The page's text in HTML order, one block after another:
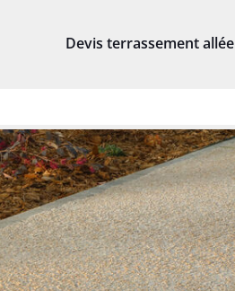
Devis terrassement allée